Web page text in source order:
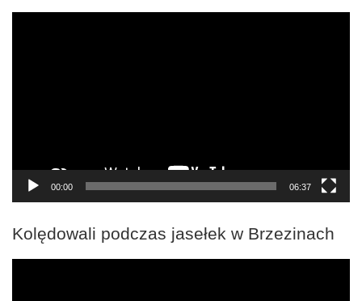
00:00 06:37
Kolędowali podczas jasełek w Brzezinach